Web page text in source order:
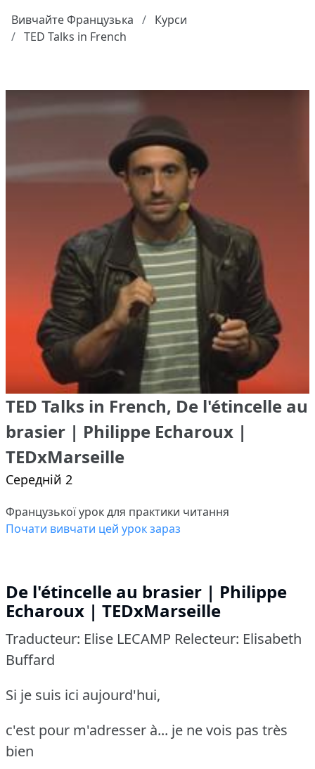
Вивчайте Французька
Курси
TED Talks in French
TED Talks in French, De l'étincelle au
brasier | Philippe Echaroux |
TEDxMarseille
Середній 2
Французької урок для практики читання
Почати вивчати цей урок зараз
De l'étincelle au brasier | Philippe
Echaroux | TEDxMarseille
Traducteur: Elise LECAMP Relecteur: Elisabeth
Buffard
Si je suis ici aujourd'hui,
c'est pour m'adresser à... je ne vois pas très
bien